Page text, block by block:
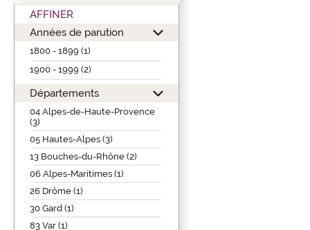
AFFINER
Années de parution
1800 - 1899 (1)
1900 - 1999 (2)
Départements
04 Alpes-de-Haute-Provence
(3)
05 Hautes-Alpes (3)
13 Bouches-du-Rhône (2)
06 Alpes-Maritimes (1)
26 Drôme (1)
30 Gard (1)
83 Var (1)